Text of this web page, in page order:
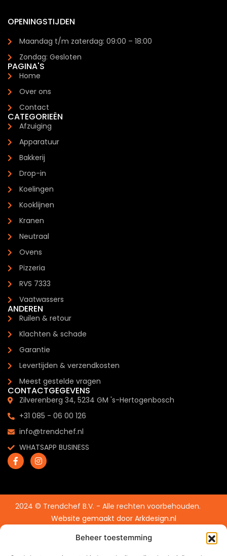
Beheer toestemming
OPENINGSTIJDEN
Maandag t/m zaterdag: 09:00 – 18:00
Zondag: Gesloten
PAGINA'S
Home
Over ons
Contact
CATEGORIEËN
Afzuiging
Apparatuur
Bakkerij
Drop-in
Koelingen
Kooklijnen
Kranen
Neutraal
Ovens
Pizzeria
RVS 7333
Vaatwassers
ANDEREN
Ruilen & retour
Klachten & schade
Garantie
Levertijden & verzendkosten
Meest gestelde vragen
CONTACTGEGEVENS
Zilverenberg 34, 5234 GM 's-Hertogenbosch
+31 085 - 06 00 126
info@trendchef.nl
WHATSAPP BUSINESS
2024 © Trendchef B.V. - Alle rechten voorbehouden.
Website gemaakt door Arkdesign.nl